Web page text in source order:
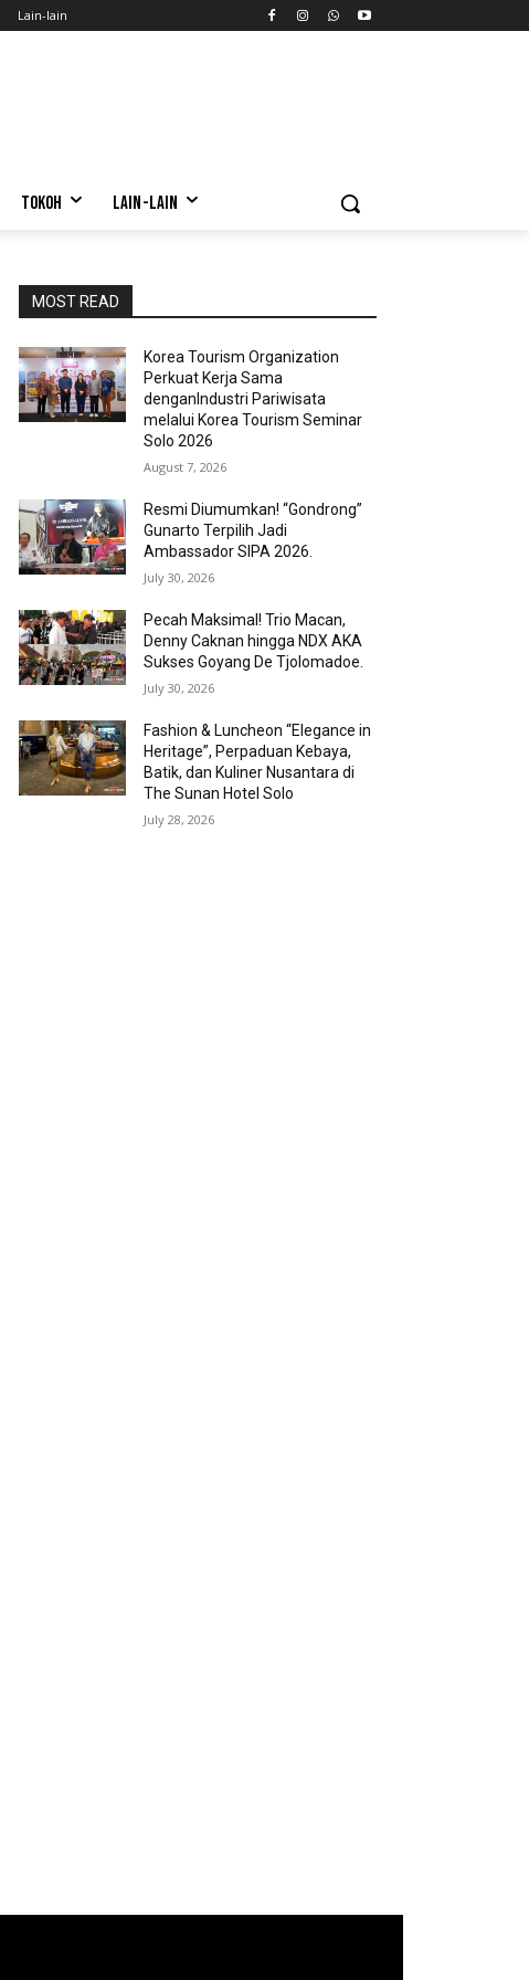
Lain-lain
TOKOH LAIN-LAIN
MOST READ
Korea Tourism Organization
Perkuat Kerja Sama
denganIndustri Pariwisata
melalui Korea Tourism Seminar
Solo 2026
August 7, 2026
Resmi Diumumkan! “Gondrong”
Gunarto Terpilih Jadi
Ambassador SIPA 2026.
July 30, 2026
Pecah Maksimal! Trio Macan,
Denny Caknan hingga NDX AKA
Sukses Goyang De Tjolomadoe.
July 30, 2026
Fashion & Luncheon “Elegance in
Heritage”, Perpaduan Kebaya,
Batik, dan Kuliner Nusantara di
The Sunan Hotel Solo
July 28, 2026